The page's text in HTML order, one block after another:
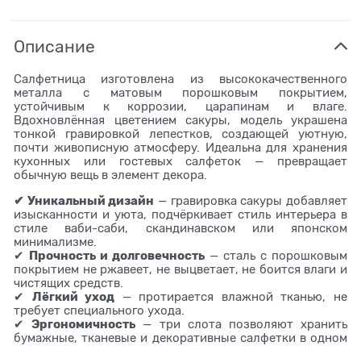
Описание
Салфетница изготовлена из высококачественного
металла с матовым порошковым покрытием,
устойчивым к коррозии, царапинам и влаге.
Вдохновлённая цветением сакуры, модель украшена
тонкой гравировкой лепестков, создающей уютную,
почти живописную атмосферу. Идеальна для хранения
кухонных или гостевых салфеток — превращает
обычную вещь в элемент декора.
✔ Уникальный дизайн — гравировка сакуры добавляет
изысканности и уюта, подчёркивает стиль интерьера в
стиле ваби-саби, скандинавском или японском
минимализме.
✔ Прочность и долговечность — сталь с порошковым
покрытием не ржавеет, не выцветает, не боится влаги и
чистящих средств.
✔ Лёгкий уход — протирается влажной тканью, не
требует специального ухода.
✔Эргономичность — три слота позволяют хранить
бумажные, тканевые и декоративные салфетки в одном